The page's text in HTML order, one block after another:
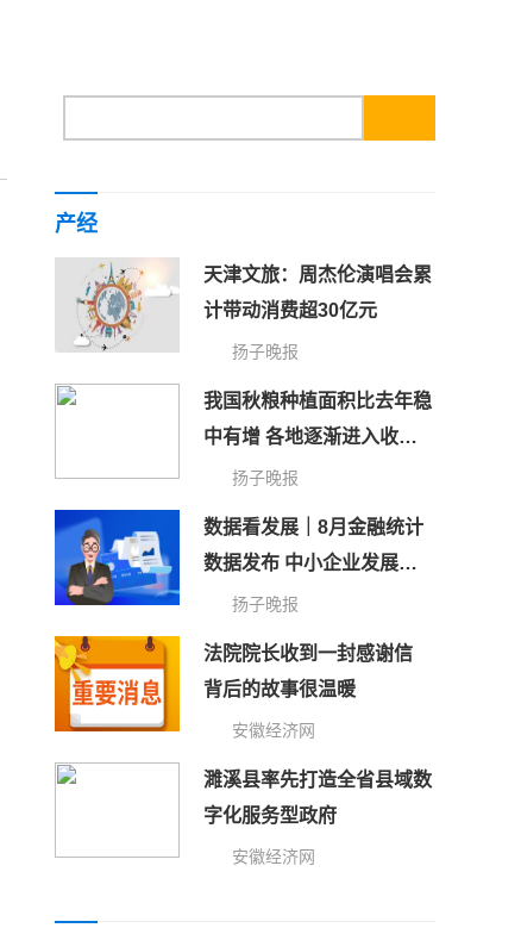
产经
天津文旅：周杰伦演唱会累
计带动消费超30亿元
扬子晚报
我国秋粮种植面积比去年稳
中有增 各地逐渐进入收获
扬子晚报
数据看发展｜8月金融统计
数据发布 中小企业发展指
数连续上升
扬子晚报
法院院长收到一封感谢信
背后的故事很温暖
安徽经济网
濉溪县率先打造全省县域数
字化服务型政府
安徽经济网